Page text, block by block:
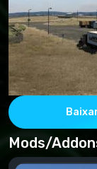
Mods/